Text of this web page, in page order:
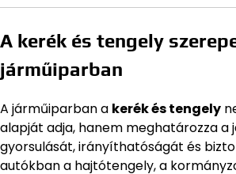
A kerék és tengely
járműiparban
A járműiparban a kerék és tengely
alapját adja, hanem meghatározza a
gyorsulását, irányíthatóságát és
autókban a hajtótengely, a